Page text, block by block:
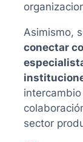
Asimismo,
conectar
sector